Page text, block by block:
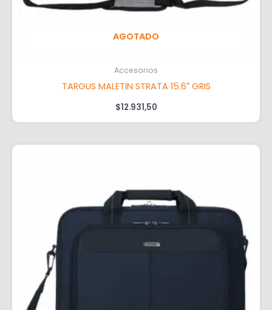
AGOTADO
Accesorios
TARGUS MALETIN STRATA 15.6″ GRIS
$12.931,50